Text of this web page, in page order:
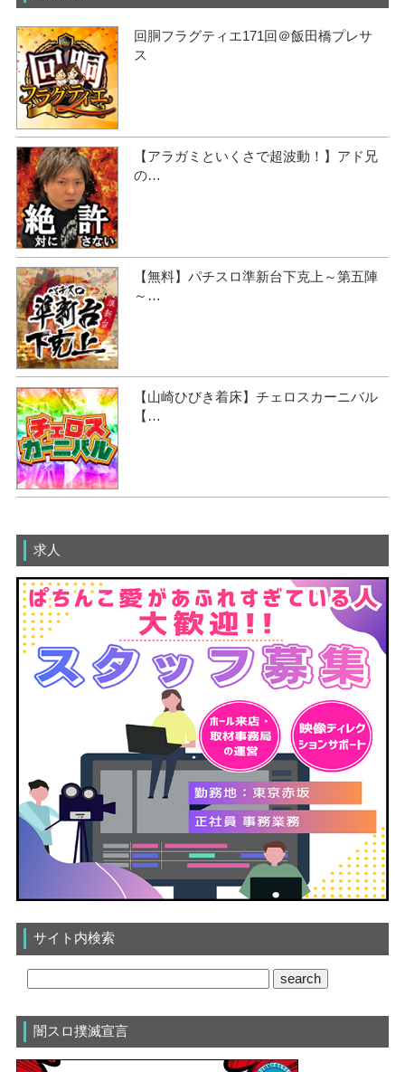
回胴フラグティエ171回＠飯田橋プレサ
ス
【アラガミといくさで超波動！】アド兄
の…
【無料】パチスロ準新台下克上～第五陣
～…
【山崎ひびき着床】チェロスカーニバル
【…
求人
サイト内検索
闇スロ撲滅宣言